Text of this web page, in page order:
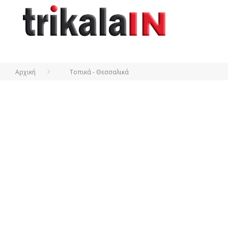
Αρχική Τοπικά - Θεσσαλικά